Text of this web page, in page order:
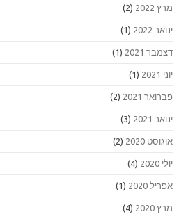
מרץ 2022 (2)
ינואר 2022 (1)
דצמבר 2021 (1)
יוני 2021 (1)
פברואר 2021 (2)
ינואר 2021 (3)
אוגוסט 2020 (2)
יולי 2020 (4)
אפריל 2020 (1)
מרץ 2020 (4)